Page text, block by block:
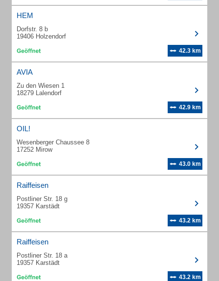
HEM
Dorfstr. 8 b
19406 Holzendorf
42.3 km
AVIA
Zu den Wiesen 1
18279 Lalendorf
42.9 km
OIL!
Wesenberger Chaussee 8
17252 Mirow
43.0 km
Raiffeisen
Postliner Str. 18 g
19357 Karstädt
43.2 km
Raiffeisen
Postliner Str. 18 a
19357 Karstädt
43.2 km